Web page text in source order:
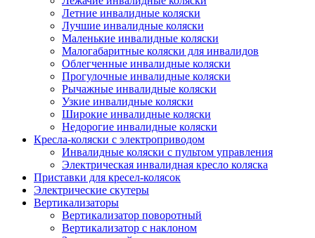
Летние инвалидные коляски
Лучшие инвалидные коляски
Маленькие инвалидные коляски
Малогабаритные коляски для инвалидов
Облегченные инвалидные коляски
Прогулочные инвалидные коляски
Рычажные инвалидные коляски
Узкие инвалидные коляски
Широкие инвалидные коляски
Недорогие инвалидные коляски
Кресла-коляски с электроприводом
Инвалидные коляски с пультом управления
Электрическая инвалидная кресло коляска
Приставки для кресел-колясок
Электрические скутеры
Вертикализаторы
Вертикализатор поворотный
Вертикализатор с наклоном